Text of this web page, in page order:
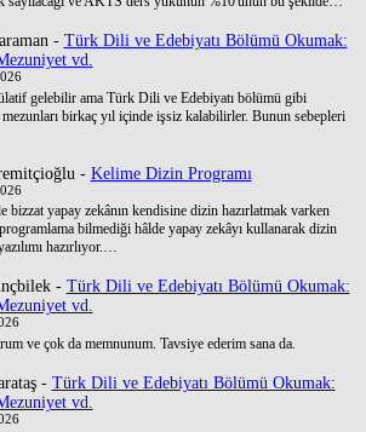
- Türk Dili ve Edebiyatı Bölümü Okumak:
vd.
gelebilir ama Türk Dili ve Edebiyatı bölümü gibi
birkaç yıl içinde işsiz kalabilirler. Bunun sebepleri
- Kelime Dizin Programı
bizzat yapay zekânın kendisine dizin hazırlatmak varken
programlama bilmediği hâlde yapay zekâyı kullanarak dizin
hazırlıyor.…
- Türk Dili ve Edebiyatı Bölümü Okumak:
vd.
ve çok da memnunum. Tavsiye ederim sana da.
- Türk Dili ve Edebiyatı Bölümü Okumak:
vd.